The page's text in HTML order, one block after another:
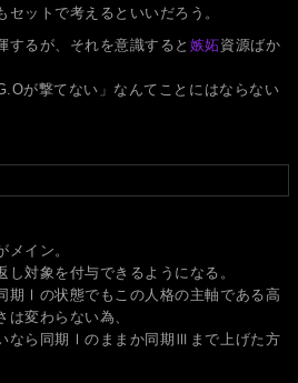
ットで考えるといいだろう。
するが、それを意識すると 嫉妬資源ばか
が撃てない」なんてことにはならない
メイン。
対象を付与できるようになる。
期Ⅰの状態でもこの人格の主軸である高
は変わらない為、
なら同期Ⅰのままか同期Ⅲまで上げた方